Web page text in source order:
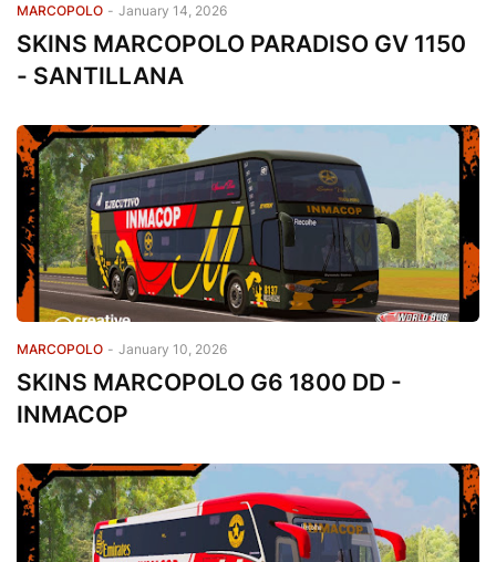
MARCOPOLO - January 14, 2026
SKINS MARCOPOLO PARADISO GV 1150
- SANTILLANA
MARCOPOLO - January 10, 2026
SKINS MARCOPOLO G6 1800 DD -
INMACOP